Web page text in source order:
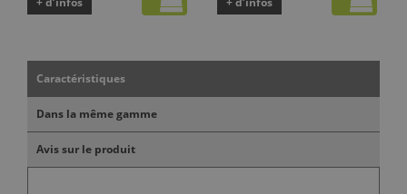
Caractéristiques
Dans la même gamme
Avis sur le produit